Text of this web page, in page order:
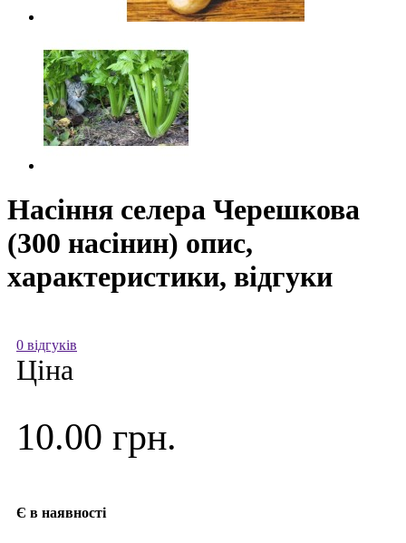
Насіння селера Черешкова
(300 насінин) опис,
характеристики, відгуки
0 відгуків
Ціна
10.00 грн.
Є в наявності